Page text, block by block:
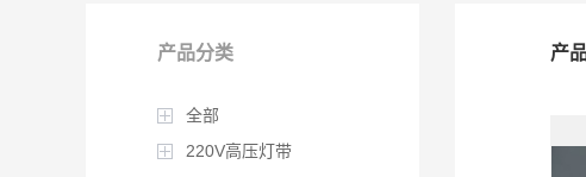
产品分类
全部
220V高压灯带
产